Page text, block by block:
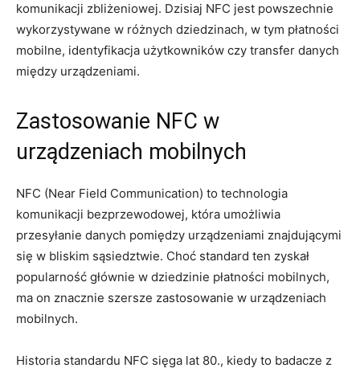
komunikacji zbliżeniowej. Dzisiaj NFC jest powszechnie
wykorzystywane w różnych dziedzinach, w tym płatności
mobilne, identyfikacja użytkowników czy transfer danych
między urządzeniami.
Zastosowanie NFC w
urządzeniach mobilnych
NFC (Near Field Communication) to technologia
komunikacji bezprzewodowej, która umożliwia
przesyłanie danych pomiędzy urządzeniami znajdującymi
się w bliskim sąsiedztwie. Choć standard ten zyskał
popularność głównie w dziedzinie płatności mobilnych,
ma on znacznie szersze zastosowanie w urządzeniach
mobilnych.
Historia standardu NFC sięga lat 80., kiedy to badacze z